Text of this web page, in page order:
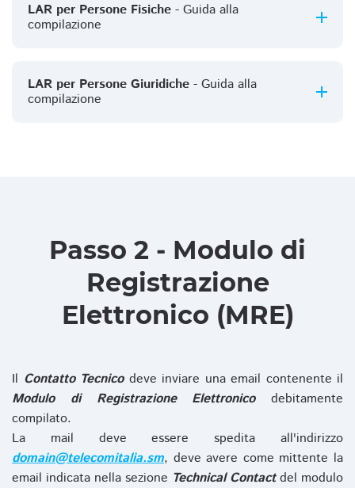
LAR per Persone Fisiche - Guida alla
compilazione
LAR per Persone Giuridiche - Guida alla
compilazione
Passo 2 - Modulo di
Registrazione
Elettronico (MRE)
Il Contatto Tecnicodeve inviare una email contenente il
Modulo di Registrazione Elettronicodebitamente
compilato.
La mail deve essere spedita all'indirizzo
domain@telecomitalia.sm, deve avere come mittente la
email indicata nella sezione Technical Contactdel modulo